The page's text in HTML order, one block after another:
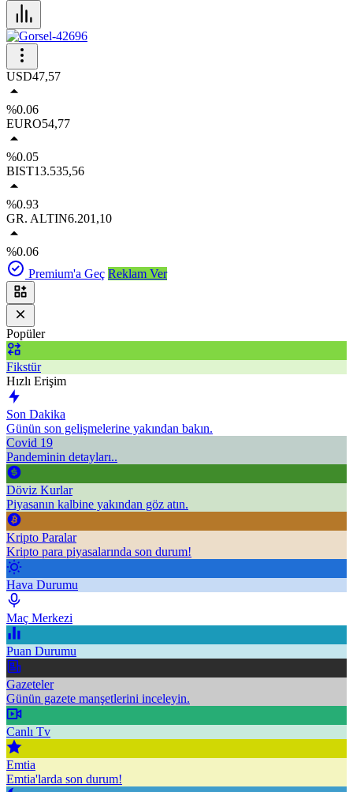
USD47,57
%0.06
EURO54,77
%0.05
BIST13.535,56
%0.93
GR. ALTIN6.201,10
%0.06
Premium'a Geç Reklam Ver
Popüler
Fikstür
Hızlı Erişim
Son Dakika
Günün son gelişmelerine yakından bakın.
Covid 19
Pandeminin detayları..
Döviz Kurlar
Piyasanın kalbine yakından göz atın.
Kripto Paralar
Kripto para piyasalarında son durum!
Hava Durumu
Maç Merkezi
Puan Durumu
Gazeteler
Günün gazete manşetlerini inceleyin.
Canlı Tv
Emtia
Emtia'larda son durum!